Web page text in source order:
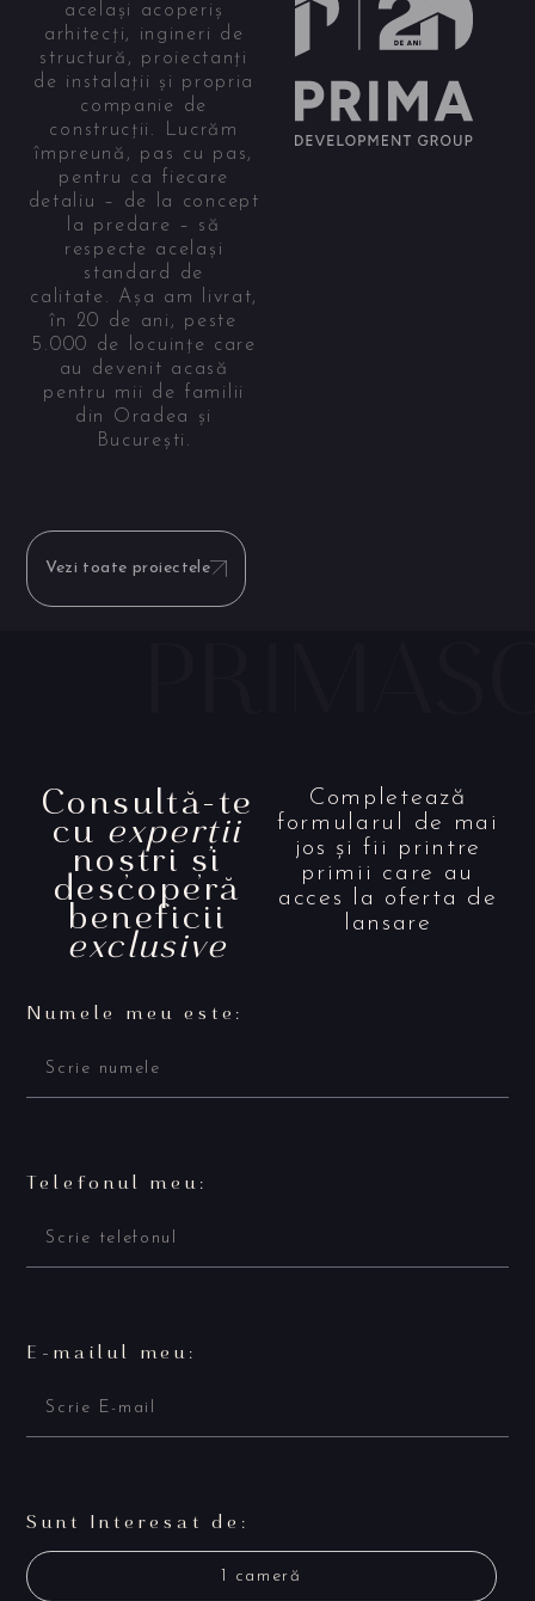
același acoperiș
arhitecți, ingineri de
structură, proiectanți
de instalații și propria
companie de
construcții. Lucrăm
împreună, pas cu pas,
pentru ca fiecare
detaliu – de la concept
la predare – să
respecte același
standard de
calitate. Așa am livrat,
în 20 de ani, peste
5.000 de locuințe care
au devenit acasă
pentru mii de familii
din Oradea și
București.
Vezi toate proiectele
Consultă-te
cu experții
noștri și
descoperă
beneficii
exclusive
Completează
formularul de mai
jos și fii printre
primii care au
acces la oferta de
lansare
Numele meu este:
Telefonul meu:
E-mailul meu:
Sunt Interesat de:
1 cameră